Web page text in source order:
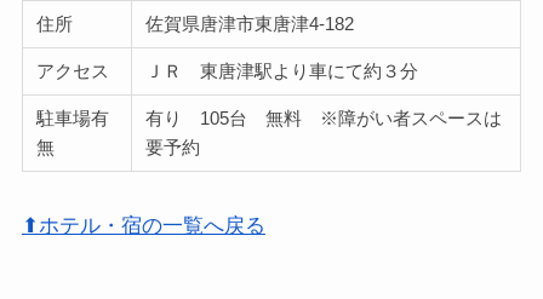
住所 佐賀県唐津市東唐津4-182
アクセス ＪＲ 東唐津駅より車にて約３分
駐車場有
無
有り 105台 無料 ※障がい者スペースは
要予約
⬆ホテル・宿の一覧へ戻る